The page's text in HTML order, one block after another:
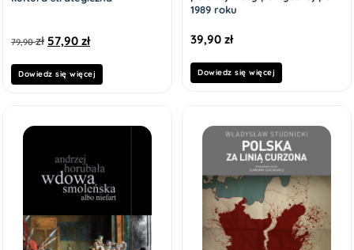
79,90zł 57,90 zł
Dowiedz się więcej
1989 roku
39,90 zł
Dowiedz się więcej